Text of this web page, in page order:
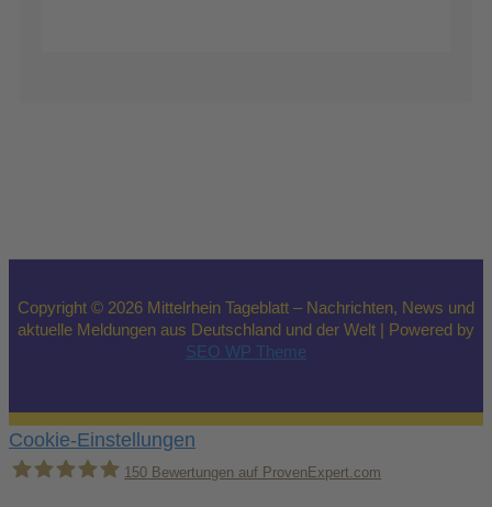
Copyright © 2026 Mittelrhein Tageblatt – Nachrichten, News und
aktuelle Meldungen aus Deutschland und der Welt | Powered by
SEO WP Theme
Cookie-Einstellungen
150 Bewertungen auf ProvenExpert.com